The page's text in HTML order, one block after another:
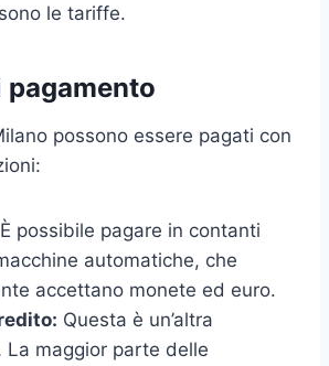
le tariffe.
possono essere pagati con
È possibile pagare in contanti
automatiche, che
accettano monete ed euro.
Questa è un’altra
La maggior parte delle